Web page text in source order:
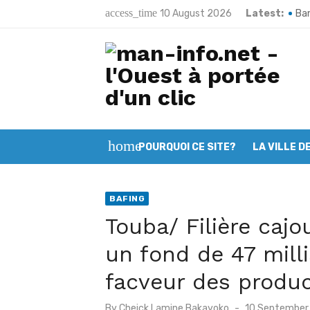
access_time 10 August 2026 Latest:
homePOURQUOI CE SITE? LA VILLE
BAFING
Touba/ Filière
un fond de 47
facveur des
Posted